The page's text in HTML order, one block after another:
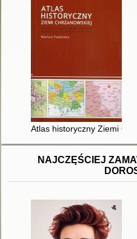
Atlas historyczny Ziemi
NAJCZĘŚCIEJ